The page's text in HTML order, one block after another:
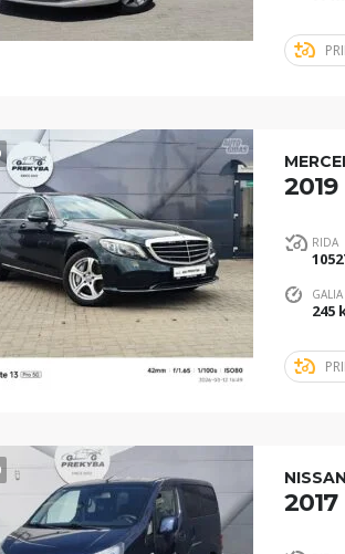
2019
RIDA
GALIA
245
2017